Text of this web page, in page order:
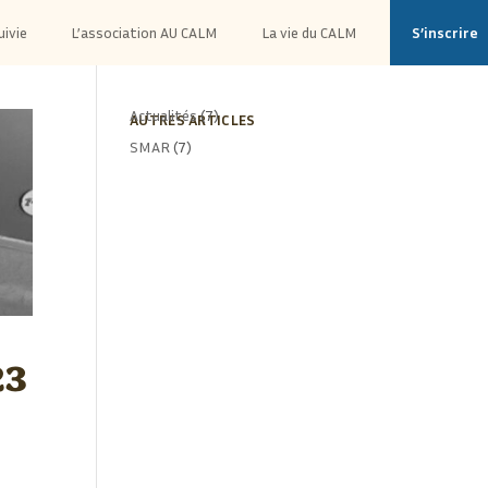
L’association AU CALM La vie du CALM S’inscrire
AUTRES ARTICLES
Actualités(7)
SMAR (7)